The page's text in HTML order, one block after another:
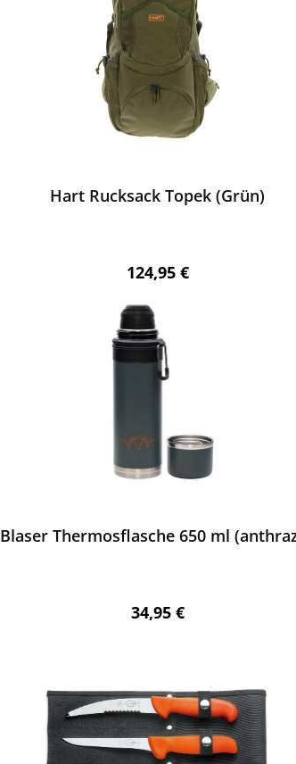
Hart Rucksack Topek (Grün)
Regulärer Preis:
124,95 €
Blaser Thermosflasche 650 ml
Regulärer Preis:
34,95 €